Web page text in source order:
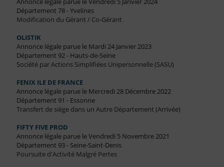
Département 78 - Yvelines
Modification du Gérant / Co-Gérant
OLISTIK
Annonce légale parue le Mardi 24 Janvier 2023
Département 92 - Hauts-de-Seine
Société par Actions Simplifiées Unipersonnelle (SASU)
FENIX ILE DE FRANCE
Annonce légale parue le Mercredi 28 Décembre 2022
Département 91 - Essonne
Transfert de siège dans un Autre Département (Arrivée)
FIFTY FIVE PROD
Annonce légale parue le Vendredi 5 Novembre 2021
Département 93 - Seine-Saint-Denis
Poursuite d'Activité Malgré Pertes